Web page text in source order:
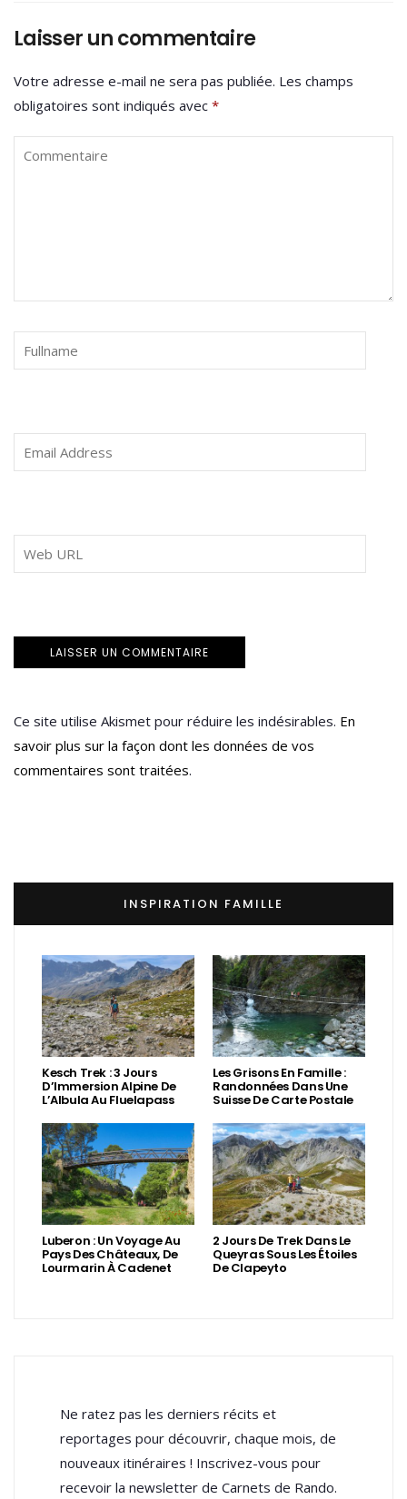
Laisser un commentaire
Votre adresse e-mail ne sera pas publiée. Les champs
obligatoires sont indiqués avec *
Ce site utilise Akismet pour réduire les indésirables. En
savoir plus sur la façon dont les données de vos
commentaires sont traitées.
INSPIRATION FAMILLE
Kesch Trek : 3 Jours
D’Immersion Alpine De
L’Albula Au Fluelapass
Les Grisons En Famille :
Randonnées Dans Une
Suisse De Carte Postale
Luberon : Un Voyage Au
Pays Des Châteaux, De
Lourmarin À Cadenet
2 Jours De Trek Dans Le
Queyras Sous Les Étoiles
De Clapeyto
Ne ratez pas les derniers récits et
reportages pour découvrir, chaque mois, de
nouveaux itinéraires ! Inscrivez-vous pour
recevoir la newsletter de Carnets de Rando.